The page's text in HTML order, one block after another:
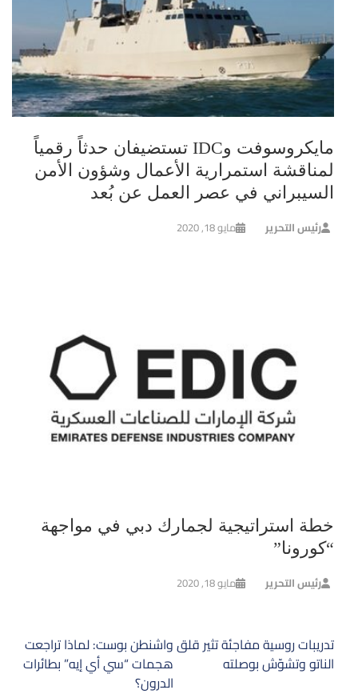
مايكروسوفت وIDC تستضيفان حدثاً رقمياً
لمناقشة استمرارية الأعمال وشؤون الأمن
السيبراني في عصر العمل عن بُعد
رئيس التحرير مايو 18, 2020
خطة استراتيجية لجمارك دبي في مواجهة
“كورونا”
رئيس التحرير مايو 18, 2020
تصفّح
المقالات
واشنطن بوست: لماذا تراجعت
هجمات “سي أي إيه” بطائرات
الدرون؟
تدريبات روسية مفاجئة تثير قلق
الناتو وتشوّش بوصلته